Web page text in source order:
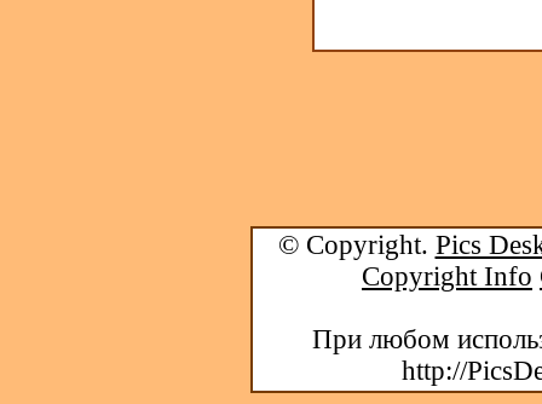
© Copyright. Pics
Copyright Info
При любом
http://